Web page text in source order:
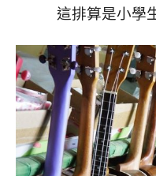
這排算是小學